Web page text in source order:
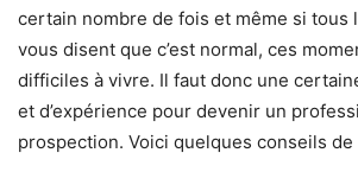
certain nombre de fois et même si tous
vous disent que c’est normal, ces
difficiles à vivre. Il faut donc une
et d’expérience pour devenir un
prospection. Voici quelques conseils de